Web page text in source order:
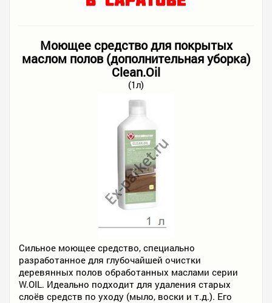
Моющее средство для покрытых
маслом полов (дополнительная уборка)
Clean.Oil
(1л)
Сильное моющее средство, специально
разработанное для глубочайшей очистки
деревянных полов обработанных маслами серии
W.OIL. Идеально подходит для удаления старых
слоёв средств по уходу (мыло, воски и т.д.). Его